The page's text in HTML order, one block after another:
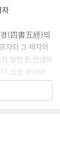
자
경(四書五經)의
자와 그 제자와
발언 등 인생의
. 또한 공자와
적인 구성을 바
을 모아 놓은 것
아도 화를 쌓